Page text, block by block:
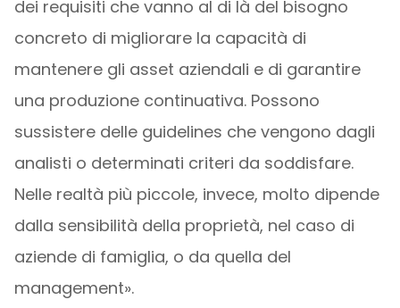
dei requisiti che vanno al di là del bisogno
concreto di migliorare la capacità di
mantenere gli asset aziendali e di garantire
una produzione continuativa. Possono
sussistere delle guidelines che vengono dagli
analisti o determinati criteri da soddisfare.
Nelle realtà più piccole, invece, molto dipende
dalla sensibilità della proprietà, nel caso di
aziende di famiglia, o da quella del
management».